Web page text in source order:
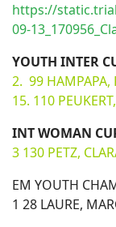
https://
09-
YOUTH INTER
2. 99 HAMPAPA,
15. 110
INT WOMAN
3 130 PETZ,
EM YOUTH
1 28 LAURE,